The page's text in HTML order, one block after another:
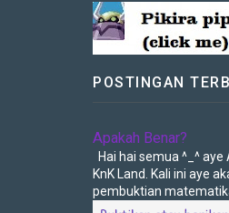
POSTINGAN
Apakah Benar?
Hai hai semua ^_^
KnK Land. Kali ini aye
pembuktian